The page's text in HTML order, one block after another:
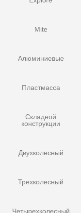
Mite
Алюминиевые
Пластмасса
Складной
конструкции
Двухколесный
Трехколесный
Четырехколесный